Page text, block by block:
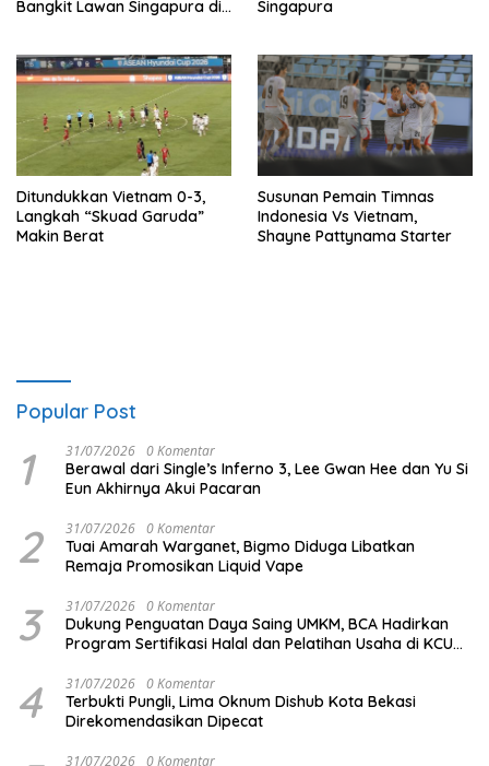
Bangkit Lawan Singapura di
Singapura
Ditundukkan Vietnam 0-3,
Langkah “Skuad Garuda”
Makin Berat
Susunan Pemain Timnas
Indonesia Vs Vietnam,
Shayne Pattynama Starter
Popular Post
1 31/07/2026 0 Komentar
Berawal dari Single’s Inferno 3, Lee Gwan Hee dan Yu Si
Eun Akhirnya Akui Pacaran
2 31/07/2026 0 Komentar
Tuai Amarah Warganet, Bigmo Diduga Libatkan
Remaja Promosikan Liquid Vape
3 31/07/2026 0 Komentar
Dukung Penguatan Daya Saing UMKM, BCA Hadirkan
Program Sertifikasi Halal dan Pelatihan Usaha di KCU
4 31/07/2026 0 Komentar
Terbukti Pungli, Lima Oknum Dishub Kota Bekasi
Direkomendasikan Dipecat
31/07/2026 0 Komentar